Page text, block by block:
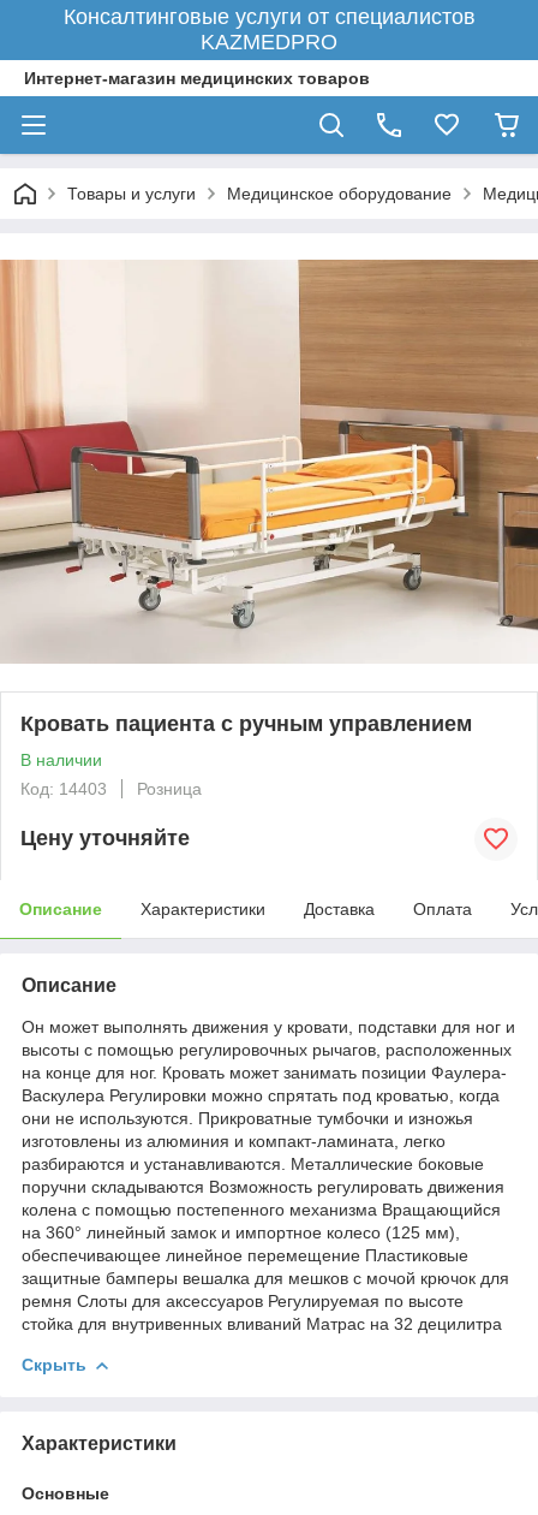
Консалтинговые услуги от специалистов
KAZMEDPRO
Интернет-магазин медицинских товаров
Товары и услуги Медицинское оборудование
Кровать пациента с ручным управлением
В наличии
Код: 14403
Розница
Цену уточняйте
Описание Характеристики Доставка Оплата
Описание
Он может выполнять движения у кровати, подставки для ног и
высоты с помощью регулировочных рычагов, расположенных
на конце для ног. Кровать может занимать позиции Фаулера-
Васкулера Регулировки можно спрятать под кроватью, когда
они не используются. Прикроватные тумбочки и изножья
изготовлены из алюминия и компакт-ламината, легко
разбираются и устанавливаются. Металлические боковые
поручни складываются Возможность регулировать движения
колена с помощью постепенного механизма Вращающийся
на 360° линейный замок и импортное колесо (125 мм),
обеспечивающее линейное перемещение Пластиковые
защитные бамперы вешалка для мешков с мочой крючок для
ремня Слоты для аксессуаров Регулируемая по высоте
стойка для внутривенных вливаний Матрас на 32 децилитра
Скрыть
Характеристики
Основные